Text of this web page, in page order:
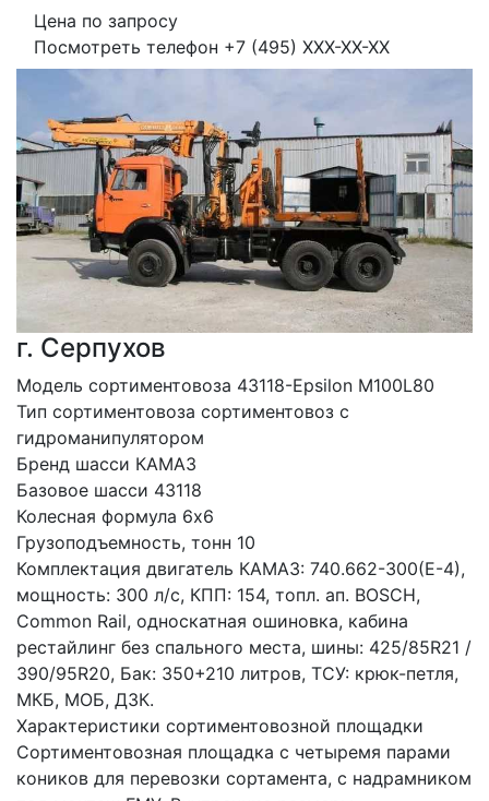
Цена по запросу
Посмотреть телефон +7 (495) XXX-XX-XX
г. Серпухов
Модель сортиментовоза 43118-Epsilon М100L80
Тип сортиментовоза сортиментовоз с
гидроманипулятором
Бренд шасси КАМАЗ
Базовое шасси 43118
Колесная формула 6x6
Грузоподъемность, тонн 10
Комплектация двигатель КАМАЗ: 740.662-300(Е-4),
мощность: 300 л/с, КПП: 154, топл. ап. BOSCH,
Common Rail, односкатная ошиновка, кабина
рестайлинг без спального места, шины: 425/85R21 /
390/95R20, Бак: 350+210 литров, ТСУ: крюк-петля,
МКБ, МОБ, ДЗК.
Характеристики сортиментовозной площадки
Сортиментовозная площадка с четыремя парами
коников для перевозки сортамента, с надрамником